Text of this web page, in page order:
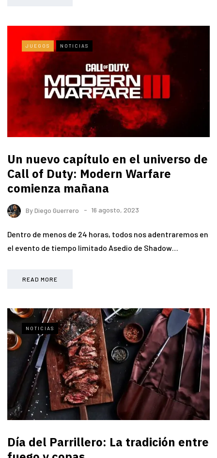
JUEGOS NOTICIAS
Un nuevo capítulo en el universo de
Call of Duty: Modern Warfare
comienza mañana
ByDiego Guerrero 16 agosto, 2023
Dentro de menos de 24 horas, todos nos adentraremos en
el evento de tiempo limitado Asedio de Shadow…
READ MORE
NOTICIAS
Día del Parrillero: La tradición entre